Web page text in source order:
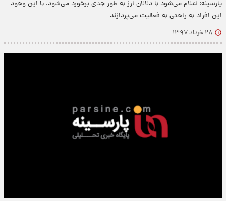
پارسینه: اعلام می‌شود با دلالان ارز به طور جدی برخورد می‌شود، با این وجود
این افراد به راحتی به فعالیت می‌پردازند…
۲۸ خرداد ۱۳۹۷